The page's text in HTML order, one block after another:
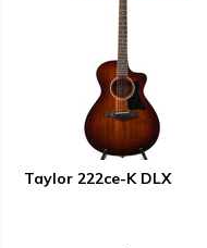
Taylor 222ce-K DLX